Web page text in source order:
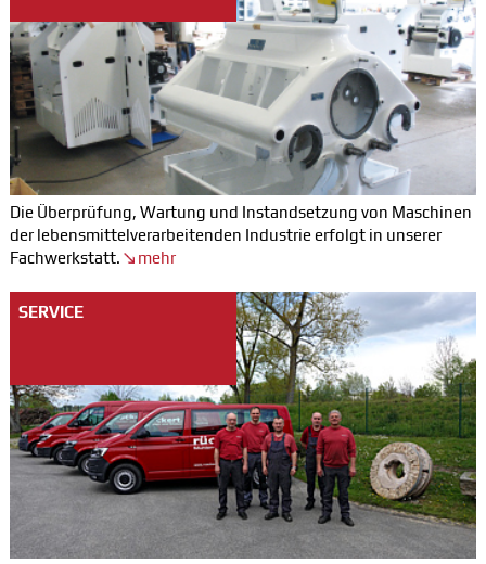
Die Überprüfung, Wartung und Instandsetzung von Maschinen
der lebensmittelverarbeitenden Industrie erfolgt in unserer
Fachwerkstatt.
mehr
SERVICE